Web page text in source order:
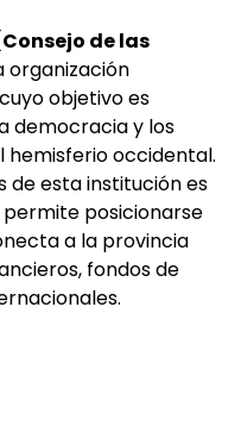
de las
organización
objetivo es
democracia y los
occidental.
de esta institución es
posicionarse
a la provincia
fondos de